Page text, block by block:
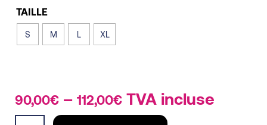
TAILLE
S M L XL
90,00€ – 112,00€ Price
range:
TVA incluse